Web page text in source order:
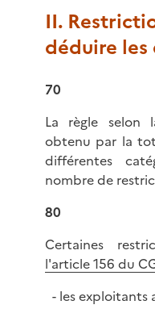
II.
déduire
70
La règle selon
obtenu par la
différentes
nombre de
80
Certaines
l'article 156 du
les exploitants